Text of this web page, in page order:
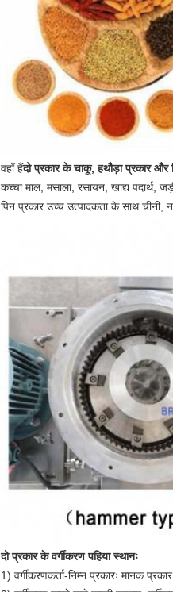
वहाँ हैंदो प्रकार के चाकू, हथौड़ा प्रकार और
कच्चा माल, मसाला, रसायन, खाद्य पदार्थ,
पिन प्रकार उच्च उत्पादकता के साथ
दो प्रकार के वर्गीकरण पहिया स्थानः
1) वर्गीकरणकर्ता-निम्न प्रकारः मानक